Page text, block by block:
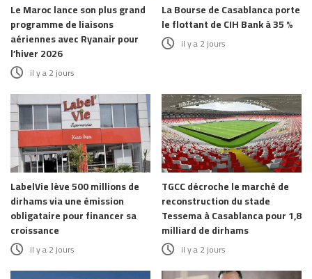
Le Maroc lance son plus grand
programme de liaisons
aériennes avec Ryanair pour
l’hiver 2026
il y a 2 jours
La Bourse de Casablanca porte
le flottant de CIH Bank à 35 %
il y a 2 jours
LabelVie lève 500 millions de
dirhams via une émission
obligataire pour financer sa
croissance
il y a 2 jours
TGCC décroche le marché de
reconstruction du stade
Tessema à Casablanca pour 1,8
milliard de dirhams
il y a 2 jours